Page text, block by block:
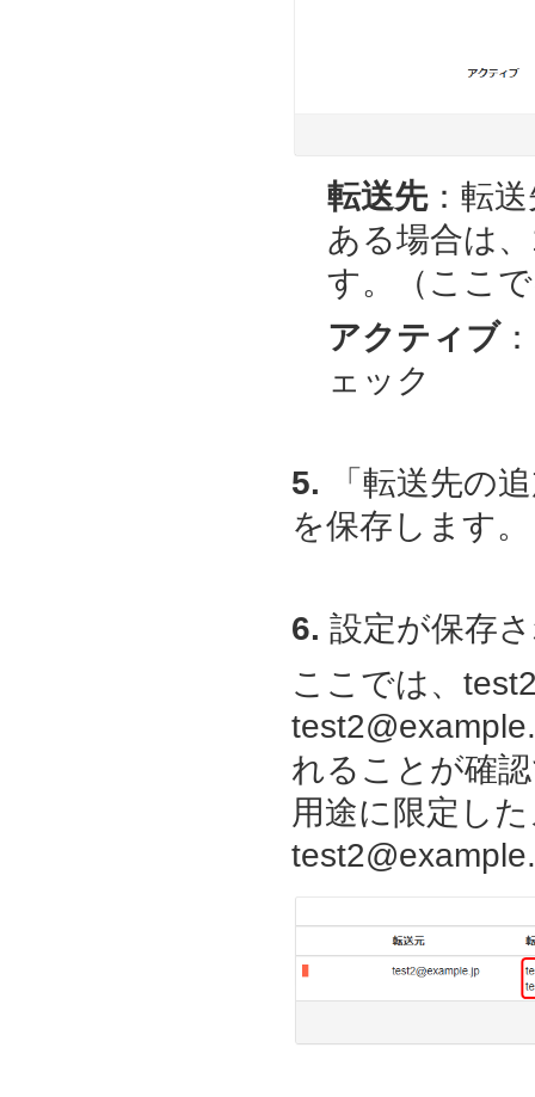
転送先：転
ある場合は
す。（ここ
アクティブ
ェック
5. 「転送先の
を保存します。
6. 設定が保存
ここでは、
れることが確
用途に限定し